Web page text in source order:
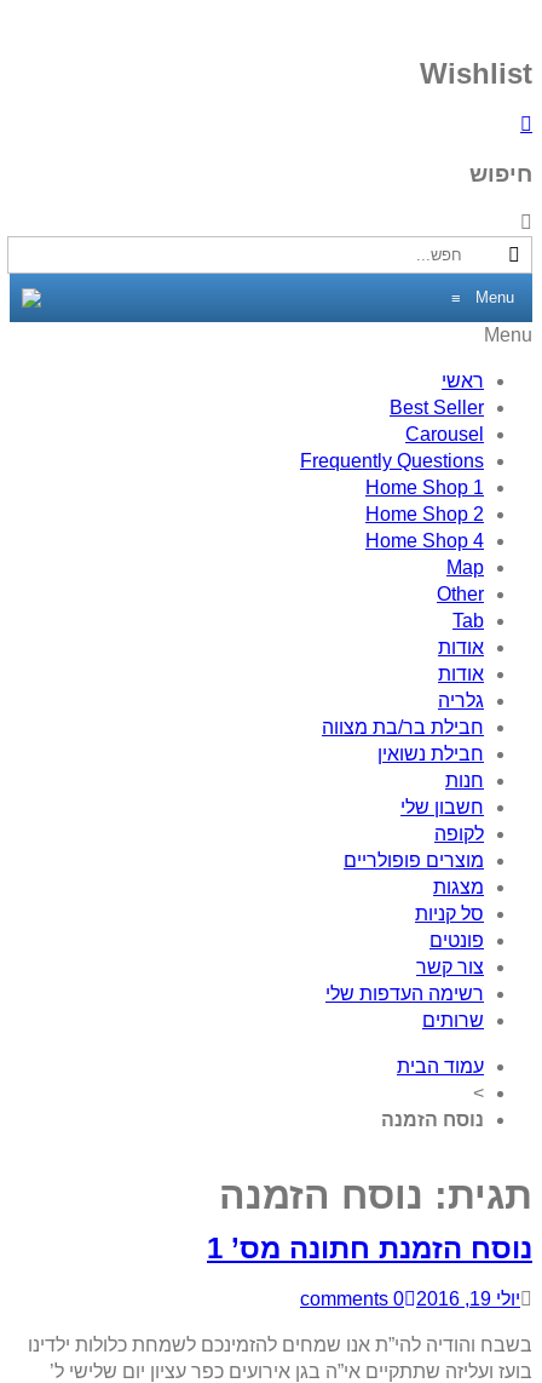
Wishlist
חיפוש
Menu
≡
Menu
ראשי
Best Seller
Carousel
Frequently Questions
Home Shop 1
Home Shop 2
Home Shop 4
Map
Other
Tab
אודות
אודות
גלריה
חבילת בר/בת מצווה
חבילת נשואין
חנות
חשבון שלי
לקופה
מוצרים פופולריים
מצגות
סל קניות
פונטים
צור קשר
רשימה העדפות שלי
שרותים
עמוד הבית
>
נוסח הזמנה
תגית: נוסח הזמנה
נוסח הזמנת חתונה מס’ 1
יולי 19, 2016 0 comments
בשבח והודיה להי”ת אנו שמחים להזמינכם לשמחת כלולות ילדינו
בועז ועליזה שתתקיים אי”ה בגן אירועים כפר עציון יום שלישי ל’